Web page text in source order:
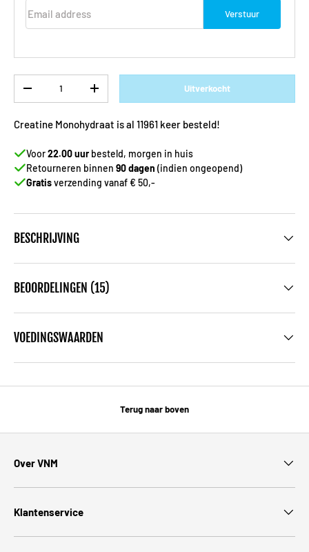
Verstuur
-
+ Uitverkocht
Creatine Monohydraat is al 11961 keer besteld!
Voor22.00 uurbesteld, morgen in huis
Retourneren binnen 90 dagen (indien ongeopend)
Gratisverzending vanaf € 50,-
BESCHRIJVING
BEOORDELINGEN (15)
VOEDINGSWAARDEN
Terug naar boven
Over VNM
Klantenservice